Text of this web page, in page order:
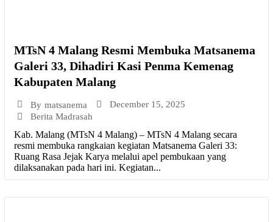
MTsN 4 Malang Resmi Membuka Matsanema
Galeri 33, Dihadiri Kasi Penma Kemenag
Kabupaten Malang
By matsanema
December 15, 2025
Berita Madrasah
Kab. Malang (MTsN 4 Malang) – MTsN 4 Malang secara
resmi membuka rangkaian kegiatan Matsanema Galeri 33:
Ruang Rasa Jejak Karya melalui apel pembukaan yang
dilaksanakan pada hari ini. Kegiatan...